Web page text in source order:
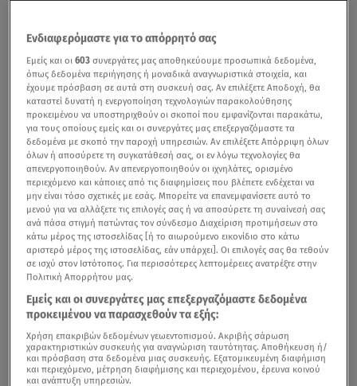
Ενδιαφερόμαστε για το απόρρητό σας
Εμείς και οι603 συνεργάτες μας αποθηκεύουμε προσωπικά δεδομένα,
όπως δεδομένα περιήγησης ή μοναδικά αναγνωριστικά στοιχεία, και
έχουμε πρόσβαση σε αυτά στη συσκευή σας. Αν επιλέξετε Αποδοχή, θα
καταστεί δυνατή η ενεργοποίηση τεχνολογιών παρακολούθησης
προκειμένου να υποστηριχθούν οι σκοποί που εμφανίζονται παρακάτω,
για τους οποίους εμείς και οι συνεργάτες μας επεξεργαζόμαστε τα
δεδομένα με σκοπό την παροχή υπηρεσιών. Αν επιλέξετε Απόρριψη όλων
όλων ή αποσύρετε τη συγκατάθεσή σας, οι εν λόγω τεχνολογίες θα
απενεργοποιηθούν. Αν απενεργοποιηθούν οι ιχνηλάτες, ορισμένο
περιεχόμενο και κάποιες από τις διαφημίσεις που βλέπετε ενδέχεται να
μην είναι τόσο σχετικές με εσάς. Μπορείτε να επανεμφανίσετε αυτό το
μενού για να αλλάξετε τις επιλογές σας ή να αποσύρετε τη συναίνεσή σας
ανά πάσα στιγμή πατώντας τον σύνδεσμο Διαχείριση προτιμήσεων στο
κάτω μέρος της ιστοσελίδας [ή το αιωρούμενο εικονίδιο στο κάτω
αριστερό μέρος της ιστοσελίδας, εάν υπάρχει]. Οι επιλογές σας θα τεθούν
σε ισχύ στον Ιστότοπος. Για περισσότερες λεπτομέρειες ανατρέξτε στην
Πολιτική Απορρήτου μας.
Εμείς και οι συνεργάτες μας επεξεργαζόμαστε δεδομένα
προκειμένου να παρασχεθούν τα εξής:
Χρήση επακριβών δεδομένων γεωεντοπισμού. Ακριβής σάρωση
χαρακτηριστικών συσκευής για αναγνώριση ταυτότητας. Αποθήκευση ή/
και πρόσβαση στα δεδομένα μιας συσκευής. Εξατομικευμένη διαφήμιση
και περιεχόμενο, μέτρηση διαφήμισης και περιεχομένου, έρευνα κοινού
και ανάπτυξη υπηρεσιών.